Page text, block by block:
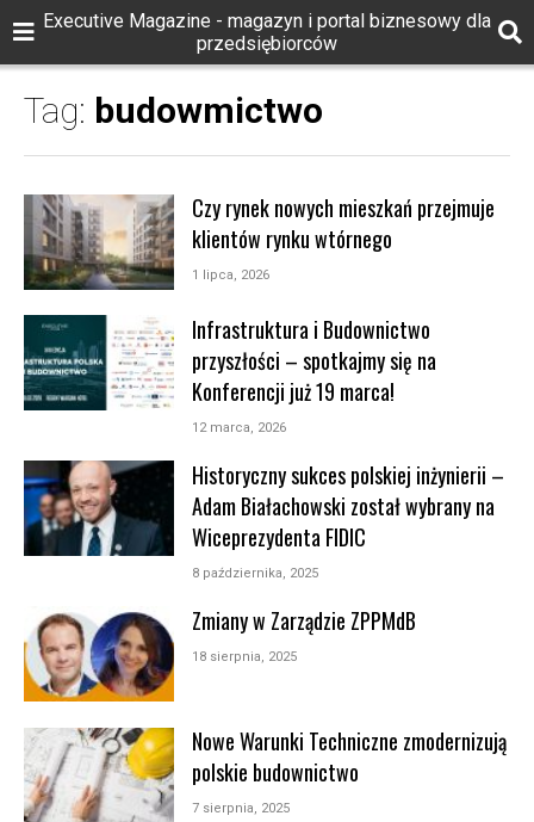
Executive Magazine - magazyn i portal biznesowy dla
przedsiębiorców
Tag: budowmictwo
Czy rynek nowych mieszkań przejmuje
klientów rynku wtórnego
1 lipca, 2026
Infrastruktura i Budownictwo
przyszłości – spotkajmy się na
Konferencji już 19 marca!
12 marca, 2026
Historyczny sukces polskiej inżynierii –
Adam Białachowski został wybrany na
Wiceprezydenta FIDIC
8 października, 2025
Zmiany w Zarządzie ZPPMdB
18 sierpnia, 2025
Nowe Warunki Techniczne zmodernizują
polskie budownictwo
7 sierpnia, 2025